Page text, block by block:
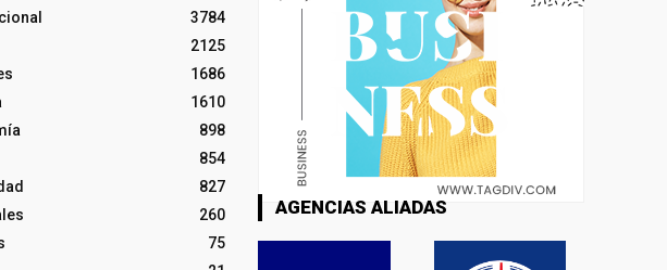
3784
2125
1686
1610
898
854
827
260
75
AGENCIAS ALIADAS